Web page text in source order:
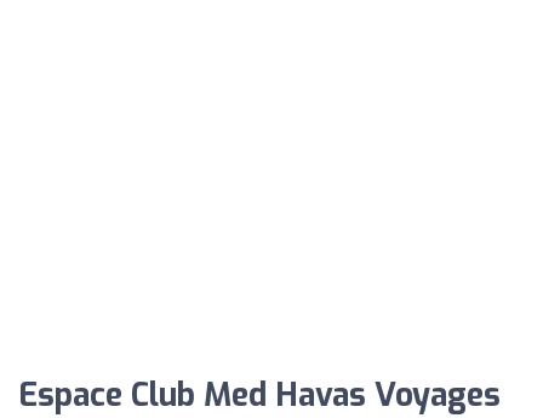
Espace Club Med Havas Voyages